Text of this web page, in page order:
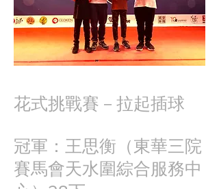
花式挑戰賽－ 拉起插球
冠軍：王思衡（東華三院
賽馬會天水圍綜合服務中